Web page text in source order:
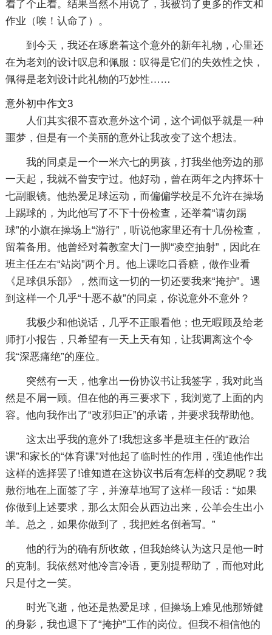
着了个正着。结果当然不用说了，我被罚了更多的作文和
作业（唉！认命了）。
到今天，我还在琢磨着这个意外的新年礼物，心里还
在为老刘的设计叹息和佩服：叹得是它们的失效性之快，
佩得是老刘设计此礼物的巧妙性……
意外初中作文3
人们其实很不喜欢意外这个词，这个词似乎就是一种
噩梦，但是有一个美丽的意外让我改变了这个想法。
我的同桌是一个一米六七的男孩，打我坐他旁边的那
一天起，我就不曾安宁过。他好动，曾在两年之内摔坏十
七副眼镜。他热爱足球运动，而偏偏学校是不允许在操场
上踢球的，为此他写了不下十份检查，还举着“请勿踢
球”的小旗在操场上“游行”，听说他家里还有十几份检查，
留着备用。他曾经对着教室大门一脚“凌空抽射”，因此在
班主任左右“站岗”两个月。他上课吃口香糖，做作业看
《足球俱乐部》，然而这一切的一切还要我来“掩护”。遇
到这样一个几乎“十恶不赦”的同桌，你说意外不意外？
我极少和他说话，几乎不正眼看他；也无暇顾及给老
师打小报告，只希望有一天上天有知，让我调离这个令
我“深恶痛绝”的座位。
突然有一天，他拿出一份协议书让我签字，我对此当
然是不屑一顾。但在他的再三要求下，我浏览了上面的内
容。他向我作出了“改邪归正”的承诺，并要求我帮助他。
这太出乎我的意外了!我想这多半是班主任的“政治
课”和家长的“体育课”对他起了临时性的作用，强迫他作出
这样的选择罢了!谁知道在这协议书后有怎样的交易呢？我
敷衍地在上面签了字，并潦草地写了这样一段话：“如果
你做到上述要求，那么太阳会从西边出来，公羊会生出小
羊。总之，如果你做到了，我把姓名倒着写。”
他的行为的确有所收敛，但我始终认为这只是他一时
的克制。我依然对他冷言冷语，更别提帮助了，而他对此
只是付之一笑。
时光飞逝，他还是热爱足球，但操场上难见他那矫健
的身影，我也退下了“掩护”工作的岗位。但我不相信他的